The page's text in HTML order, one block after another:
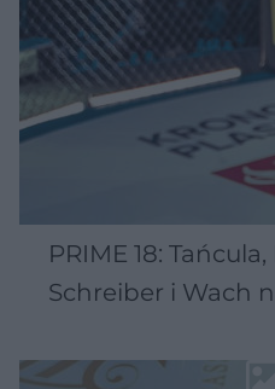
PRIME 18:
Schreiber i Wach